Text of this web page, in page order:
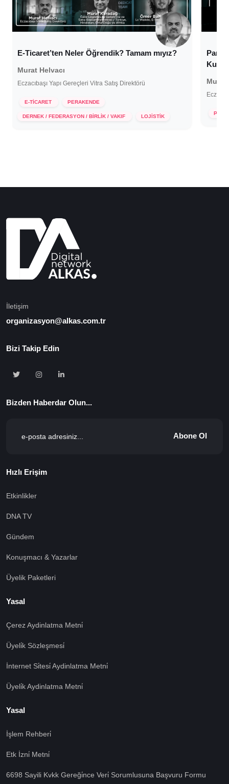
E-Ticaret’ten Neler Öğrendik? Tamam mıyız?
Murat Helvacı
Eczacıbaşı Yapı Gereçleri Vitra Satış Direktörü
E-TİCARET PERAKENDE
DERNEK / FEDERASYON / BİRLİK / VAKIF LOJİSTİK
Murat
İletişim
organizasyon@alkas.com.tr
Bizi Takip Edin
Bizden Haberdar Olun...
Abone Ol
Hızlı Erişim
Etkinlikler
DNA TV
Gündem
Konuşmacı & Yazarlar
Üyelik Paketleri
Yasal
Çerez Aydinlatma Metni̇
Üyeli̇k Sözleşmesi̇
İnternet Si̇tesi̇ Aydinlatma Metni̇
Üyeli̇k Aydinlatma Metni̇
Yasal
İşlem Rehberi̇
Etk İzni̇ Metni̇
6698 Sayili Kvkk Gereği̇nce Veri̇ Sorumlusuna Başvuru Formu
şekilde çerezler kullanmaktayız. Çerezleri nasıl